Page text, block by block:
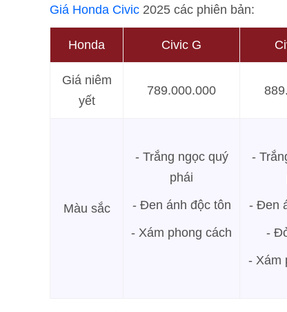
Giá Honda Civic 2025 các phiên bản:
Honda Civic G
Giá niêm
yết
789.000.000
Màu sắc
- Trắng ngọc quý
phái
- Đen ánh độc tôn
- Xám phong cách
-
- Đen
-
- Xám